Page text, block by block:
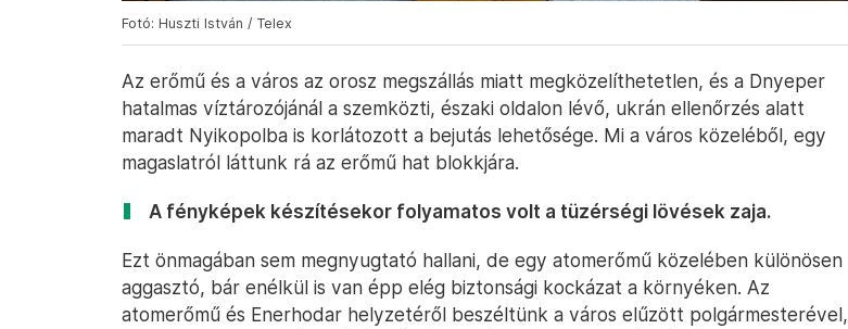
Fotó: Huszti István / Telex
Az erőmű és a város az orosz megszállás miatt megközelíthetetlen, és a Dnyeper
hatalmas víztározójánál a szemközti, északi oldalon lévő, ukrán ellenőrzés alatt
maradt Nyikopolba is korlátozott a bejutás lehetősége. Mi a város közeléből, egy
magaslatról láttunk rá az erőmű hat blokkjára.
A fényképek készítésekor folyamatos volt a tüzérségi lövések zaja.
Ezt önmagában sem megnyugtató hallani, de egy atomerőmű közelében különösen
aggasztó, bár enélkül is van épp elég biztonsági kockázat a környéken. Az
atomerőmű és Enerhodar helyzetéről beszéltünk a város elűzött polgármesterével,